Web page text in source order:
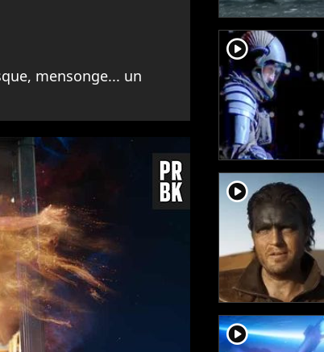
mensonge... un
player2
player2
player2